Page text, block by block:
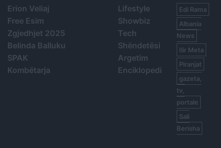
Erion Veliaj
Free Esim
Zgjedhjet 2025
Belinda Balluku
SPAK
Kombëtarja
Lifestyle
Showbiz
Tech
Shëndetësi
Argetim
Enciklopedi
Edi Rama
Albania
News
Ilir Meta
Piranjat
gazeta,
tv,
portale
Sali
Berisha